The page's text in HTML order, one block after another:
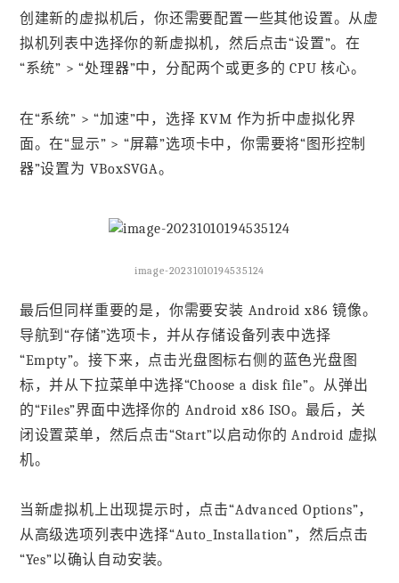
创建新的虚拟机后，你还需要配置一些其他设置。从虚
拟机列表中选择你的新虚拟机，然后点击“设置”。在
“系统” > “处理器”中，分配两个或更多的 CPU 核心。
在“系统” > “加速”中，选择 KVM 作为折中虚拟化界
面。在“显示” > “屏幕”选项卡中，你需要将“图形控制
器”设置为 VBoxSVGA。
image-20231010194535124
最后但同样重要的是，你需要安装 Android x86 镜像。
导航到“存储”选项卡，并从存储设备列表中选择
“Empty”。接下来，点击光盘图标右侧的蓝色光盘图
标，并从下拉菜单中选择“Choose a disk file”。从弹出
的“Files”界面中选择你的 Android x86 ISO。最后，关
闭设置菜单，然后点击“Start”以启动你的 Android 虚拟
机。
当新虚拟机上出现提示时，点击“Advanced Options”，
从高级选项列表中选择“Auto_Installation”，然后点击
“Yes”以确认自动安装。